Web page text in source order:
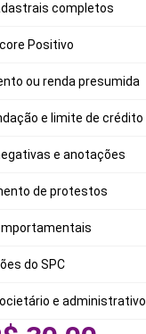
completos
Positivo
ou renda presumida
e limite de crédito
e anotações
de protestos
do SPC
e administrativo